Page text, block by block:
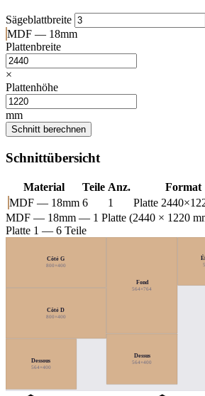
Sägeblattbreite
MDF — 18mm
Plattenbreite
×
Plattenhöhe
mm
Schnitt berechnen
Schnittübersicht
Material Teile Anz. Format
MDF — 18mm 6 1 Platte
MDF — 18mm — 1 Platte (2440 × 1220
Platte 1 — 6 Teile
Côté G
800×400
Côté D
800×400
Fond
564×764
Dessus
564×400
Dessous
564×400